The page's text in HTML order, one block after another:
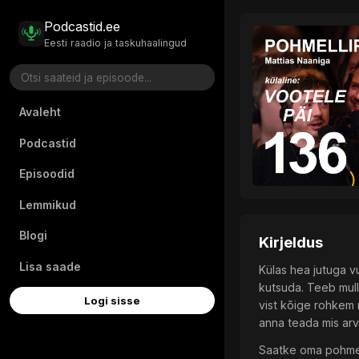
Podcastid.ee
Eesti raadio ja taskuhaalingud
Avaleht
Podcastid
Episoodid
Lemmikud
Blogi
Lisa saade
Logi sisse
Kirjeldus
Külas hea jutuga
kutsuda. Teeb
vist kõige rohkem
anna teada mis
Saatke oma